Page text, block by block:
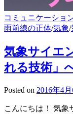
コミュニケーショ
雨前線の正体/気象/
気象サイエ
れる技術」
Posted on 2016年4月
こんにちは！ 気象